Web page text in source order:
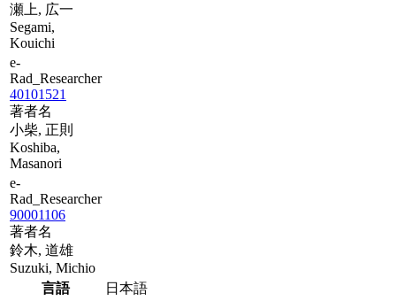
瀬上, 広一
Segami,
Kouichi
e-
Rad_Researcher
40101521
著者名
小柴, 正則
Koshiba,
Masanori
e-
Rad_Researcher
90001106
著者名
鈴木, 道雄
Suzuki, Michio
言語
日本語